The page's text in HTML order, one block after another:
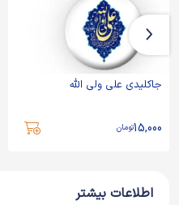
جاکلیدی علی ولی الله
15,000تومان
اطلاعات بیشتر